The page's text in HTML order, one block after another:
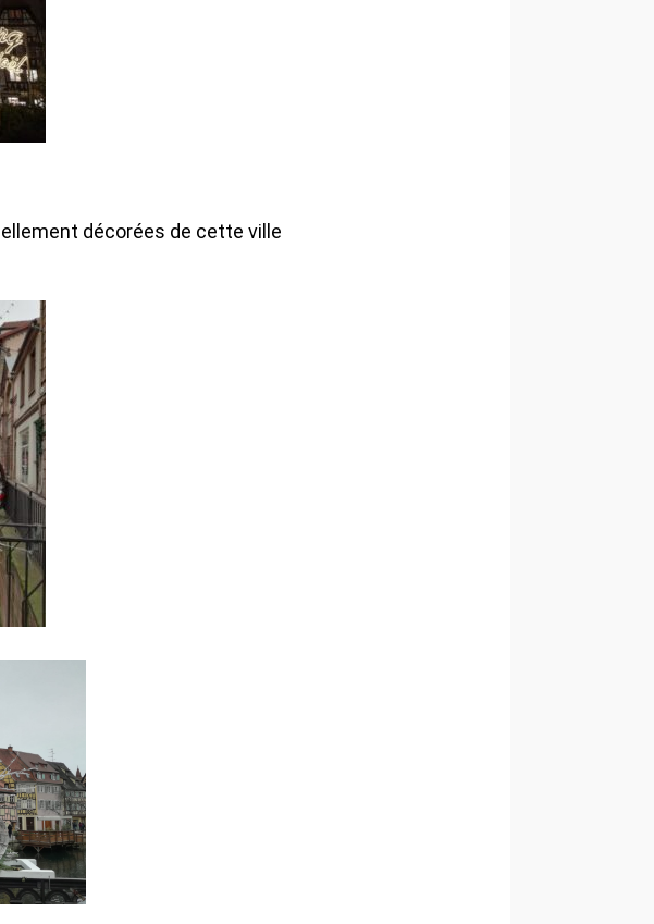
décorées de cette ville